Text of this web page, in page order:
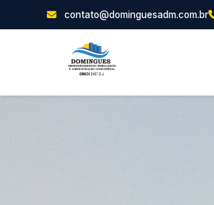
contato@dominguesadm.com.br